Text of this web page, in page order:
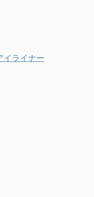
イライナー